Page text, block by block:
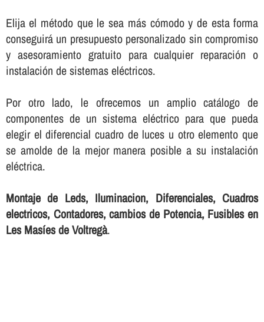
Elija el método que le sea más cómodo y de esta forma
conseguirá un presupuesto personalizado sin compromiso
y asesoramiento gratuito para cualquier reparación o
instalación de sistemas eléctricos.
Por otro lado, le ofrecemos un amplio catálogo de
componentes de un sistema eléctrico para que pueda
elegir el diferencial cuadro de luces u otro elemento que
se amolde de la mejor manera posible a su instalación
eléctrica.
Montaje de Leds, Iluminacion, Diferenciales, Cuadros
electricos, Contadores, cambios de Potencia, Fusibles en
Les Masíes de Voltregà.